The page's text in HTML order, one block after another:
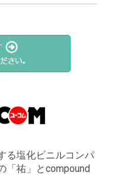
る塩化ビニルコンパ
「祐」とcompound